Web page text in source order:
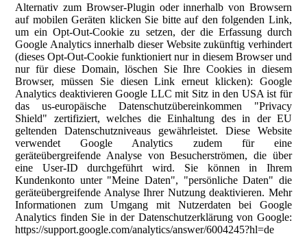
Alternativ zum Browser-Plugin oder innerhalb von Browsern
auf mobilen Geräten klicken Sie bitte auf den folgenden Link,
um ein Opt-Out-Cookie zu setzen, der die Erfassung durch
Google Analytics innerhalb dieser Website zukünftig verhindert
(dieses Opt-Out-Cookie funktioniert nur in diesem Browser und
nur für diese Domain, löschen Sie Ihre Cookies in diesem
Browser, müssen Sie diesen Link erneut klicken): Google
Analytics deaktivieren Google LLC mit Sitz in den USA ist für
das us-europäische Datenschutzübereinkommen "Privacy
Shield" zertifiziert, welches die Einhaltung des in der EU
geltenden Datenschutzniveaus gewährleistet. Diese Website
verwendet Google Analytics zudem für eine
geräteübergreifende Analyse von Besucherströmen, die über
eine User-ID durchgeführt wird. Sie können in Ihrem
Kundenkonto unter "Meine Daten", "persönliche Daten" die
geräteübergreifende Analyse Ihrer Nutzung deaktivieren. Mehr
Informationen zum Umgang mit Nutzerdaten bei Google
Analytics finden Sie in der Datenschutzerklärung von Google:
https://support.google.com/analytics/answer/6004245?hl=de